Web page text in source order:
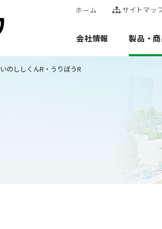
ホーム サイトマッ
会社情報 製品・
いのししくんR・うりぼうR